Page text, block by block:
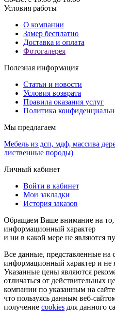
Условия работы
О компании
Замер бесплатно
Доставка и оплата
Фотогалерея
Полезная информация
Статьи и новости
Условия возврата
Правила оказания услуг
Политика
Мы предлагаем
Мебель из дсп, мдф, массива
лиственные породы)
Личный кабинет
Войти в кабинет
Мои закладки
История заказов
Обращаем Ваше внимание на то,
информационный характер
и ни в какой мере не являются
Все данные, представленные на
информационный характер и
Указанные цены являются
отличаться от действительных
компании по указанным на
что пользуясь данным веб-
получение cookies для данного